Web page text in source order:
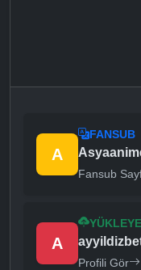
A
FANSUB
Fansub
A
Profili Gör